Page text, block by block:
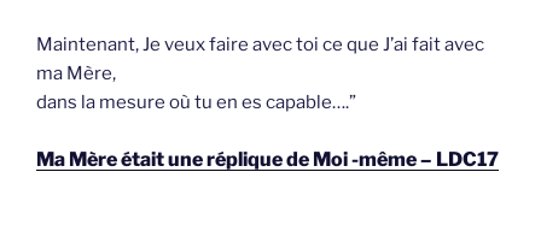
Maintenant, Je veux faire avec toi ce que J’ai fait avec
ma Mère,
dans la mesure où tu en es capable….”
Ma Mère était une réplique de Moi -même – LDC17